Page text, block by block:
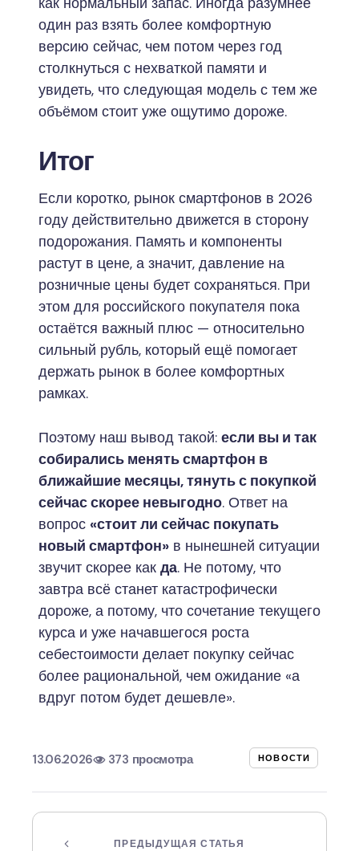
один раз взять более комфортную
версию сейчас, чем потом через год
столкнуться с нехваткой памяти и
увидеть, что следующая модель с тем же
объёмом стоит уже ощутимо дороже.
Итог
Если коротко, рынок смартфонов в 2026
году действительно движется в сторону
подорожания. Память и компоненты
растут в цене, а значит, давление на
розничные цены будет сохраняться. При
этом для российского покупателя пока
остаётся важный плюс — относительно
сильный рубль, который ещё помогает
держать рынок в более комфортных
рамках.
Поэтому наш вывод такой: если вы и так
собирались менять смартфон в
ближайшие месяцы, тянуть с покупкой
сейчас скорее невыгодно. Ответ на
вопрос «стоит ли сейчас покупать
новый смартфон» в нынешней ситуации
звучит скорее как да. Не потому, что
завтра всё станет катастрофически
дороже, а потому, что сочетание текущего
курса и уже начавшегося роста
себестоимости делает покупку сейчас
более рациональной, чем ожидание «а
вдруг потом будет дешевле».
13.06.2026 373 просмотра НОВОСТИ
ПРЕДЫДУЩАЯ СТАТЬЯ